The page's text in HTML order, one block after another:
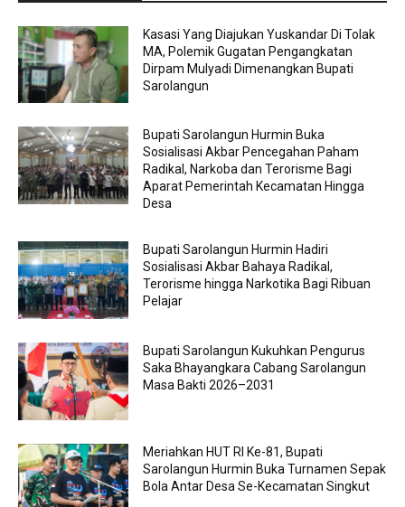
Kasasi Yang Diajukan Yuskandar Di Tolak
MA, Polemik Gugatan Pengangkatan
Dirpam Mulyadi Dimenangkan Bupati
Sarolangun
Bupati Sarolangun Hurmin Buka
Sosialisasi Akbar Pencegahan Paham
Radikal, Narkoba dan Terorisme Bagi
Aparat Pemerintah Kecamatan Hingga
Desa
Bupati Sarolangun Hurmin Hadiri
Sosialisasi Akbar Bahaya Radikal,
Terorisme hingga Narkotika Bagi Ribuan
Pelajar
Bupati Sarolangun Kukuhkan Pengurus
Saka Bhayangkara Cabang Sarolangun
Masa Bakti 2026–2031
Meriahkan HUT RI Ke-81, Bupati
Sarolangun Hurmin Buka Turnamen Sepak
Bola Antar Desa Se-Kecamatan Singkut